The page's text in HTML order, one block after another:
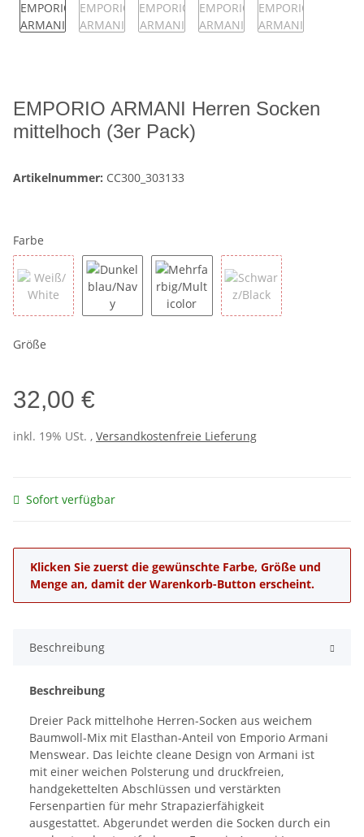
EMPORIO ARMANI Herren Socken
mittelhoch (3er Pack)
Artikelnummer: CC300_303133
Farbe
Größe
32,00 €
inkl. 19% USt. , Versandkostenfreie Lieferung
Sofort verfügbar
x
Klicken Sie zuerst die gewünschte Farbe, Größe und
Menge an, damit der Warenkorb-Button erscheint.
Beschreibung
Beschreibung
Dreier Pack mittelhohe Herren-Socken aus weichem
Baumwoll-Mix mit Elasthan-Anteil von Emporio Armani
Menswear. Das leichte cleane Design von Armani ist
mit einer weichen Polsterung und druckfreien,
handgekettelten Abschlüssen und verstärkten
Fersenpartien für mehr Strapazierfähigkeit
ausgestattet. Abgerundet werden die Socken durch ein